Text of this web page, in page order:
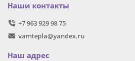
Наши контакты
+7 963 929 98 75
vamtepla@yandex.ru
Наш адрес